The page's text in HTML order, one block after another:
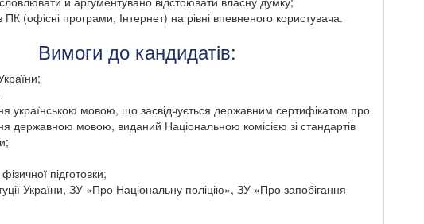
ПК (офісні програми, Інтернет) на рівні впевненого користувача.
Вимоги до кандидатів:
українською мовою, що засвідчується державним сертифікатом про
державною мовою, виданий Національною комісією зі стандартів
підготовки;
України, ЗУ «Про Національну поліцію», ЗУ «Про запобігання